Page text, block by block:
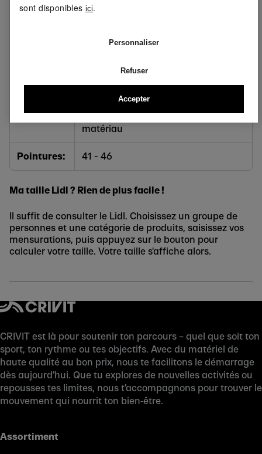
Type de
Laçage
Doublure et semelle intérieure :
textile ; Semelle extérieure : autre
matériau
Pointures: 41 - 46
Ma taille Lidl ? Rien de plus facile !
Il suffit de consulter le Lidl. Choisissez un groupe de
personnes et une catégorie de produits, saisissez vos
mensurations, puis appuyez sur le bouton pour
calculer votre taille. Votre taille s'affiche alors.
CRIVIT est là pour soutenir ton parcours – quel que soit ton
sport, ton rythme ou tes objectifs. Avec du matériel de
haute qualité au bon prix, nous te facilitons le démarrage
dès aujourd’hui. Que tu explores de nouvelles activités ou
repousses tes limites, nous t’accompagnons pour trouver le
mouvement qui nourrit ton bien‑être.
Assortiment
sont disponiblesici.
Personnaliser
Refuser
Accepter